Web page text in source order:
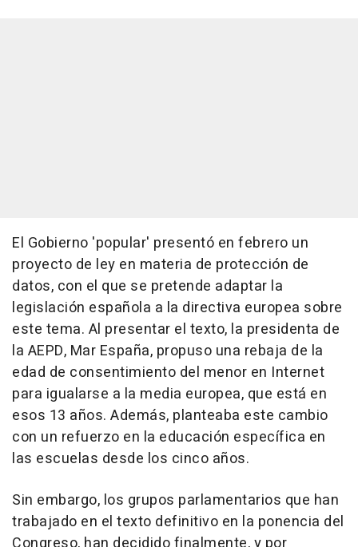
El Gobierno 'popular' presentó en febrero un
proyecto de ley en materia de protección de
datos, con el que se pretende adaptar la
legislación española a la directiva europea sobre
este tema. Al presentar el texto, la presidenta de
la AEPD, Mar España, propuso una rebaja de la
edad de consentimiento del menor en Internet
para igualarse a la media europea, que está en
esos 13 años. Además, planteaba este cambio
con un refuerzo en la educación específica en
las escuelas desde los cinco años.
Sin embargo, los grupos parlamentarios que han
trabajado en el texto definitivo en la ponencia del